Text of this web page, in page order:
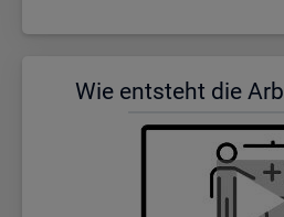
Wie ent­steht die